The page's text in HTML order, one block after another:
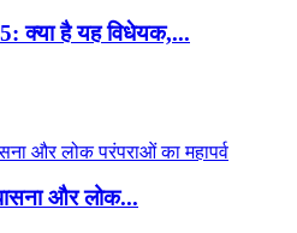
क्या है यह विधेयक,...
और लोक...